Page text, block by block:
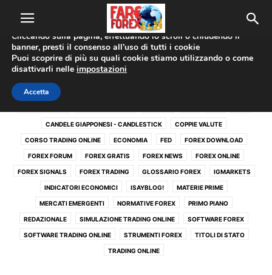
Home Forex Signals Pagina 2
FOREX SIGNALS
CANDELE GIAPPONESI - CANDLESTICK COPPIE VALUTE
CORSO TRADING ONLINE ECONOMIA FED FOREX DOWNLOAD
FOREX FORUM FOREX GRATIS FOREX NEWS FOREX ONLINE
FOREX SIGNALS FOREX TRADING GLOSSARIO FOREX IGMARKETS
INDICATORI ECONOMICI ISAYBLOG! MATERIE PRIME
MERCATI EMERGENTI NORMATIVE FOREX PRIMO PIANO
REDAZIONALE SIMULAZIONE TRADING ONLINE SOFTWARE FOREX
SOFTWARE TRADING ONLINE STRUMENTI FOREX TITOLI DI STATO
TRADING ONLINE
Utilizziamo i cookie per offrirti la migliore esperienza sul nostro
sito web.
Cliccando sulla pagina, effettuando lo scroll o chiudendo il
banner, presti il consenso all’uso di tutti i cookie
Puoi scoprire di più su quali cookie stiamo utilizzando o come
disattivarli nelle impostazioni
Accetta